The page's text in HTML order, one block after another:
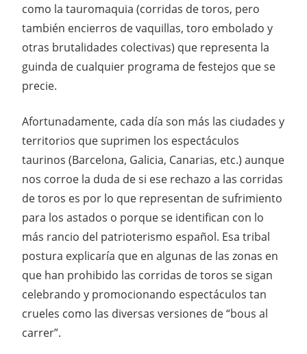
como la tauromaquia (corridas de toros, pero
también encierros de vaquillas, toro embolado y
otras brutalidades colectivas) que representa la
guinda de cualquier programa de festejos que se
precie.
Afortunadamente, cada día son más las ciudades y
territorios que suprimen los espectáculos
taurinos (Barcelona, Galicia, Canarias, etc.) aunque
nos corroe la duda de si ese rechazo a las corridas
de toros es por lo que representan de sufrimiento
para los astados o porque se identifican con lo
más rancio del patrioterismo español. Esa tribal
postura explicaría que en algunas de las zonas en
que han prohibido las corridas de toros se sigan
celebrando y promocionando espectáculos tan
crueles como las diversas versiones de “bous al
carrer”.